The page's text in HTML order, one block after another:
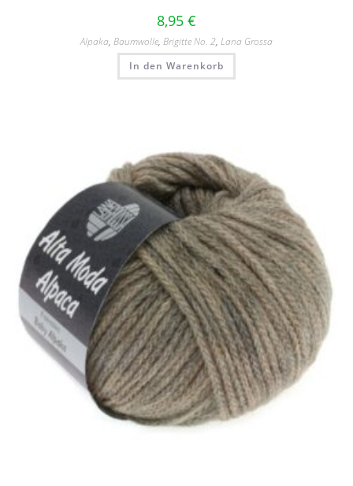
8,95 €
Alpaka, Baumwolle, Brigitte No. 2, Lana Grossa
In den Warenkorb